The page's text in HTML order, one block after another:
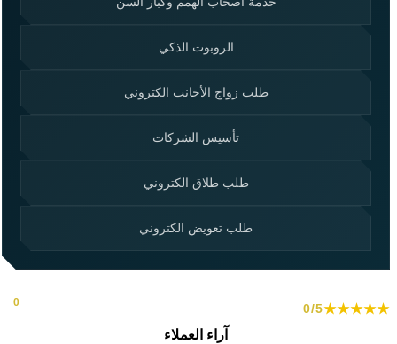
الروبوت الذكي
طلب زواج الأجانب الكتروني
تأسيس الشركات
طلب طلاق الكتروني
طلب تعويض الكتروني
★★★★★
0/5
آراء العملاء